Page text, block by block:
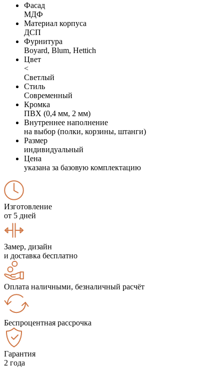
Фасад
МДФ
Материал корпуса
ДСП
Фурнитура
Boyard, Blum, Hettich
Цвет
<
Светлый
Стиль
Современный
Кромка
ПВХ (0,4 мм, 2 мм)
Внутреннее наполнение
на выбор (полки, корзины, штанги)
Размер
индивидуальный
Цена
указана за базовую комплектацию
Изготовление
от 5 дней
Замер, дизайн
и доставка бесплатно
Оплата наличными, безналичный расчёт
Беспроцентная рассрочка
Гарантия
2 года